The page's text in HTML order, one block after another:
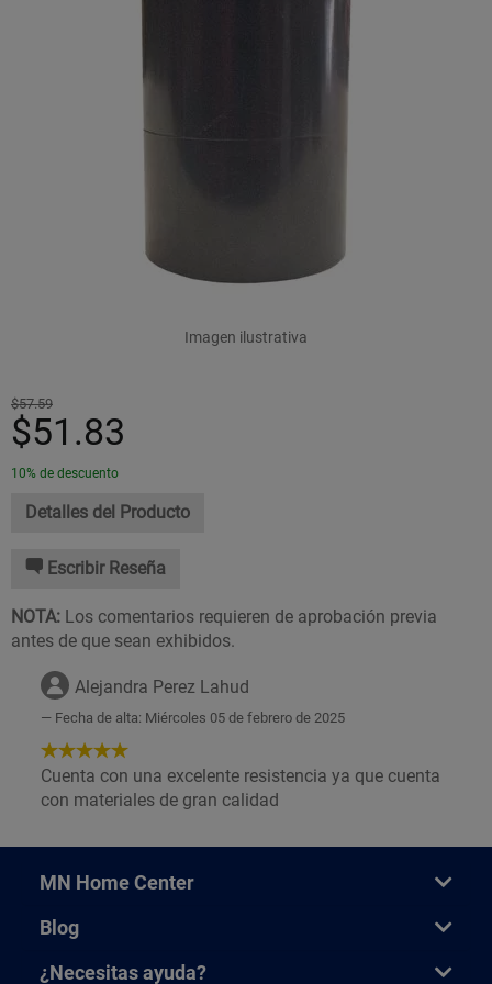
Imagen ilustrativa
$57.59
$51.83
10% de descuento
Detalles del Producto
Escribir Reseña
NOTA: Los comentarios requieren de aprobación previa
antes de que sean exhibidos.
Alejandra Perez Lahud
Fecha de alta: Miércoles 05 de febrero de 2025
5
de
5
Cuenta con una excelente resistencia ya que cuenta
con materiales de gran calidad
MN Home Center
Blog
¿Necesitas ayuda?